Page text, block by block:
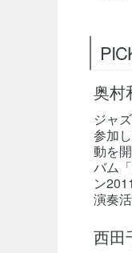
奥村
ジャ
参加
動を
バム
ン
演奏
西田